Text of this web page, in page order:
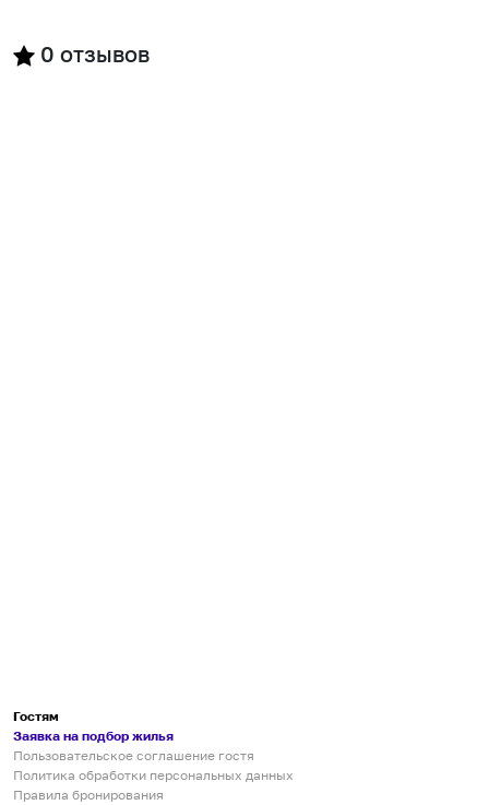
0 отзывов
Гостям
Заявка на подбор жилья
Пользовательское соглашение гостя
Политика обработки персональных данных
Правила бронирования